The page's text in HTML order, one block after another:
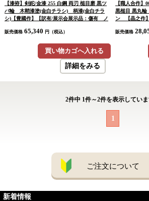
【漆拵】剣鉈/金漆 255 白鋼 両刃 槌目磨 黒ツ
バ輪 木鞘漆塗(金白チラシ) 柄漆(金白チラ
シ)【豊國作】【訳有/展示会展示品：傷有 ノ
販売価格 65,340 円（税込）
買い物カゴへ入れる
詳細をみる
【職人合作
黒槌目 黒丸
ン 【晶之作
文】
販売価格
2件中 1件～2件を表示していま
1
ご注文について
新着情報